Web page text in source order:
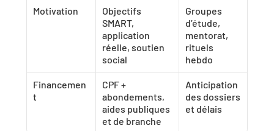
Motivation
Objectifs
SMART,
application
réelle, soutien
social
Groupes
d’étude,
mentorat,
rituels
hebdo
Financemen
t
CPF +
abondements,
aides publiques
et de branche
Anticipation
des dossiers
et délais